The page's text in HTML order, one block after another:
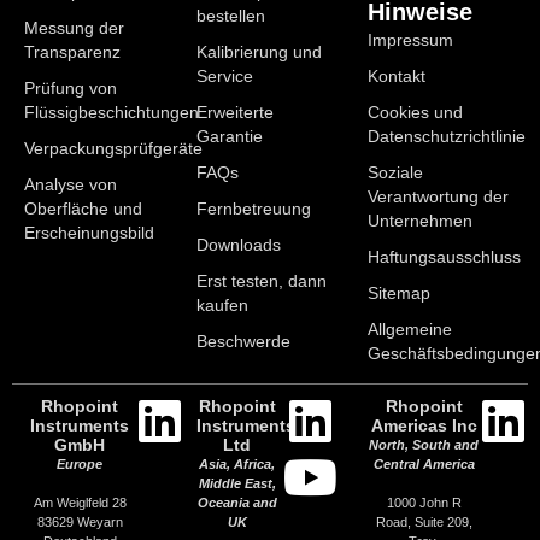
Messung der
Transparenz
Prüfung von
Flüssigbeschichtungen
Verpackungsprüfgeräte
Analyse von
Oberfläche und
Erscheinungsbild
bestellen
Kalibrierung und
Service
Erweiterte
Garantie
FAQs
Fernbetreuung
Downloads
Erst testen, dann
kaufen
Beschwerde
Hinweise
Impressum
Kontakt
Cookies und
Datenschutzrichtlinie
Soziale
Verantwortung der
Unternehmen
Haftungsausschluss
Sitemap
Allgemeine
Rhopoint
Instruments
GmbH
Europe
Am Weiglfeld 28
83629 Weyarn
Rhopoint
Instruments
Ltd
Asia, Africa,
Middle East,
Oceania and
UK
Rhopoint
Americas Inc
North, South and
Central America
1000 John R
Road, Suite 209,